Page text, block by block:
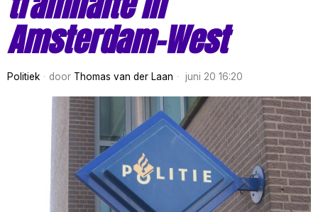
Amsterdam-West
Politiek door Thomas van der Laan juni 20 16:20